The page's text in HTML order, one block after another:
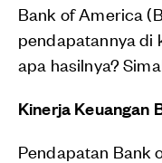
Bank of America
pendapatannya di
apa hasilnya?
Kinerja Keuangan
Pendapatan Bank